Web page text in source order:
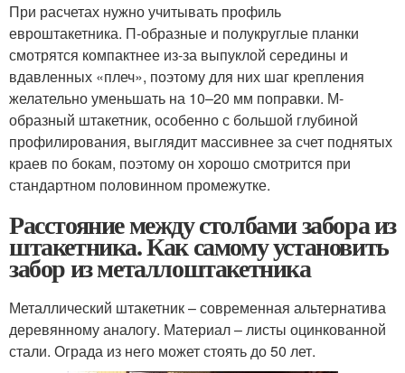
При расчетах нужно учитывать профиль
евроштакетника. П-образные и полукруглые планки
смотрятся компактнее из-за выпуклой середины и
вдавленных «плеч», поэтому для них шаг крепления
желательно уменьшать на 10–20 мм поправки. М-
образный штакетник, особенно с большой глубиной
профилирования, выглядит массивнее за счет поднятых
краев по бокам, поэтому он хорошо смотрится при
стандартном половинном промежутке.
Расстояние между столбами забора из
штакетника. Как самому установить
забор из металлоштакетника
Металлический штакетник – современная альтернатива
деревянному аналогу. Материал – листы оцинкованной
стали. Ограда из него может стоять до 50 лет.